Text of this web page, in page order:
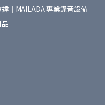
｜MAILADA 專業錄音設備